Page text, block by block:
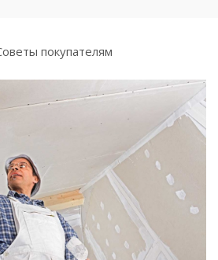
покупателям